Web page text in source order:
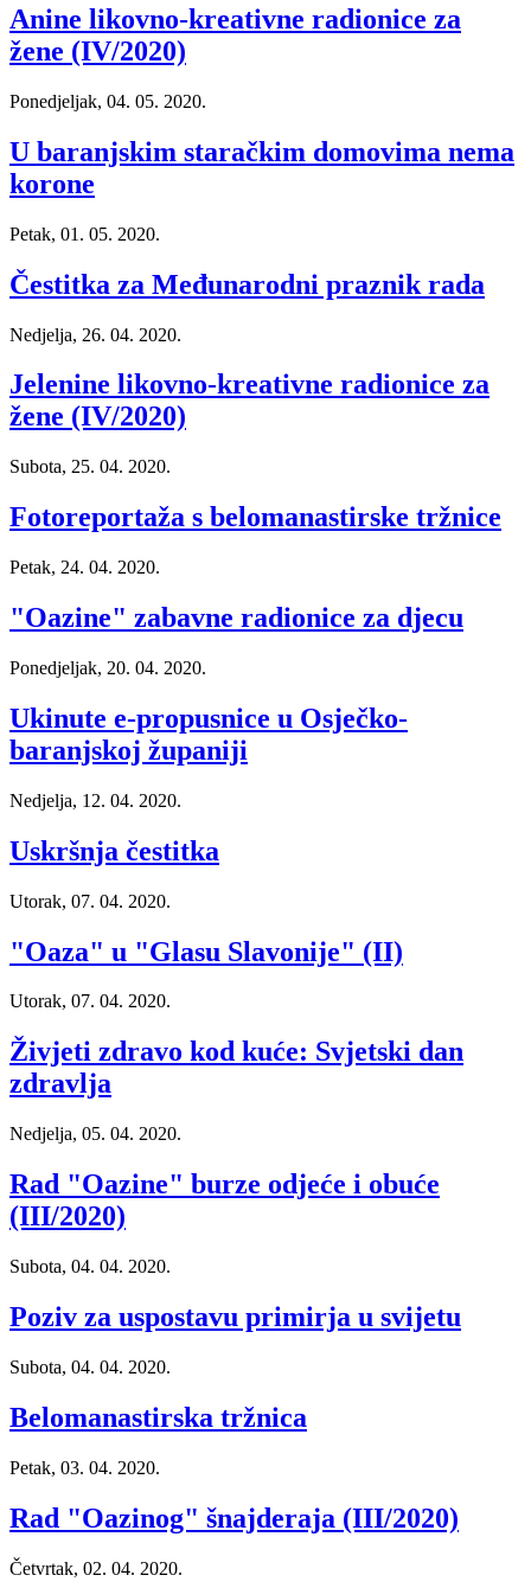
Anine likovno-kreativne radionice za
žene (IV/2020)
Ponedjeljak, 04. 05. 2020.
U baranjskim staračkim domovima nema
korone
Petak, 01. 05. 2020.
Čestitka za Međunarodni praznik rada
Nedjelja, 26. 04. 2020.
Jelenine likovno-kreativne radionice za
žene (IV/2020)
Subota, 25. 04. 2020.
Fotoreportaža s belomanastirske tržnice
Petak, 24. 04. 2020.
"Oazine" zabavne radionice za djecu
Ponedjeljak, 20. 04. 2020.
Ukinute e-propusnice u Osječko-
baranjskoj županiji
Nedjelja, 12. 04. 2020.
Uskršnja čestitka
Utorak, 07. 04. 2020.
"Oaza" u "Glasu Slavonije" (II)
Utorak, 07. 04. 2020.
Živjeti zdravo kod kuće: Svjetski dan
zdravlja
Nedjelja, 05. 04. 2020.
Rad "Oazine" burze odjeće i obuće
(III/2020)
Subota, 04. 04. 2020.
Poziv za uspostavu primirja u svijetu
Subota, 04. 04. 2020.
Belomanastirska tržnica
Petak, 03. 04. 2020.
Rad "Oazinog" šnajderaja (III/2020)
Četvrtak, 02. 04. 2020.